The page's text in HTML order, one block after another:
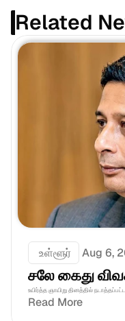
Related
உள்ளூர் Aug 6,
சலே கைது
உயிர்த்த ஞாயிறு தினத்தில்
Read More